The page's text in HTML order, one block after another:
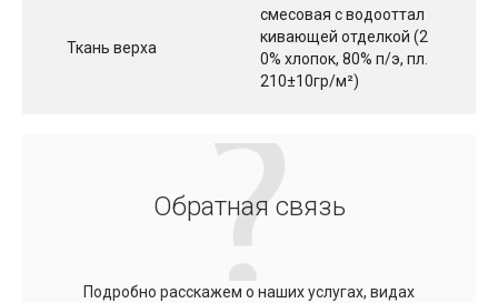
Ткань верха
смесовая с водооттал
кивающей отделкой (2
0% хлопок, 80% п/э, пл.
210±10гр/м²)
Обратная связь
Подробно расскажем о наших услугах, видах